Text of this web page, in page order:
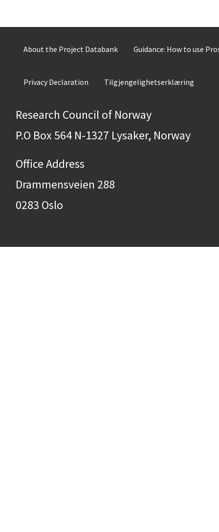
About the Project Databank Guidance: How to use
Privacy Declaration Tilgjengelighetserklæring
Research Council of Norway
P.O Box 564 N-1327 Lysaker, Norway
Office Address
Drammensveien 288
0283 Oslo